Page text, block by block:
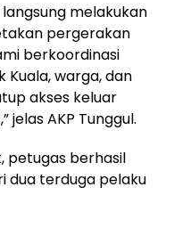
melakukan
pergerakan
berkoordinasi
Kuala, warga, dan
akses keluar
jelas AKP Tunggul.
petugas berhasil
dua terduga pelaku